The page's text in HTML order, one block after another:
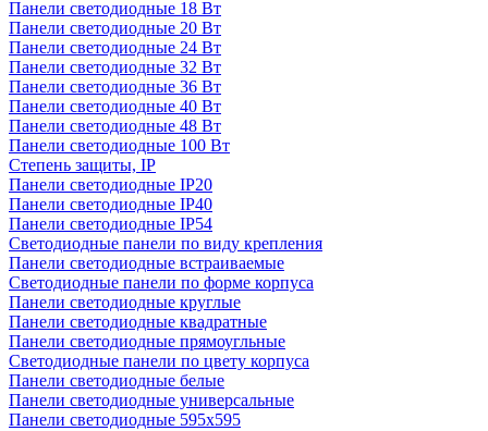
Панели светодиодные 18 Вт
Панели светодиодные 20 Вт
Панели светодиодные 24 Вт
Панели светодиодные 32 Вт
Панели светодиодные 36 Вт
Панели светодиодные 40 Вт
Панели светодиодные 48 Вт
Панели светодиодные 100 Вт
Степень защиты, IP
Панели светодиодные IP20
Панели светодиодные IP40
Панели светодиодные IP54
Светодиодные панели по виду крепления
Панели светодиодные встраиваемые
Светодиодные панели по форме корпуса
Панели светодиодные круглые
Панели светодиодные квадратные
Панели светодиодные прямоугльные
Светодиодные панели по цвету корпуса
Панели светодиодные белые
Панели светодиодные универсальные
Панели светодиодные 595х595